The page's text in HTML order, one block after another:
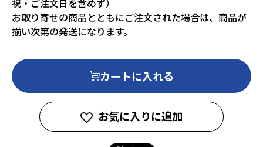
祝・ご注文日を含めず）
お取り寄せの商品とともにご注文された場合は、商品が
揃い次第の発送になります。
カートに入れる
お気に入りに追加